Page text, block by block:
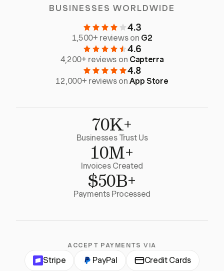
BUSINESSES WORLDWIDE
4.3
1,500+ reviews on G2
4.6
4,200+ reviews on Capterra
4.8
12,000+ reviews onApp Store
70K+
Businesses Trust Us
10M+
Invoices Created
$50B+
Payments Processed
ACCEPT PAYMENTS VIA
Stripe PayPal Credit Cards